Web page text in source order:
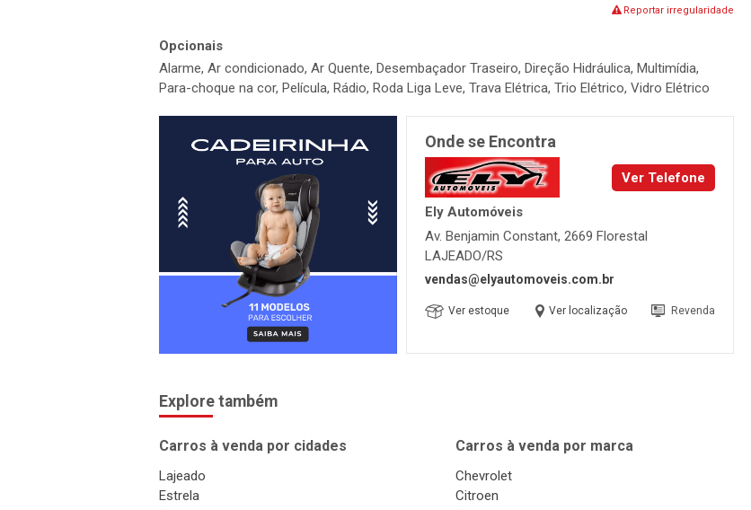
Reportar irregularidade
Opcionais
Alarme, Ar condicionado, Ar Quente, Desembaçador Traseiro, Direção Hidráulica, Multimídia,
Para-choque na cor, Película, Rádio, Roda Liga Leve, Trava Elétrica, Trio Elétrico, Vidro Elétrico
Onde se Encontra
Ver Telefone
Ely Automóveis
Av. Benjamin Constant, 2669 Florestal
LAJEADO/RS
vendas@elyautomoveis.com.br
Ver estoque Ver localização Revenda
Explore também
Carros à venda por cidades
Lajeado
Estrela
Carros à venda por marca
Chevrolet
Citroen